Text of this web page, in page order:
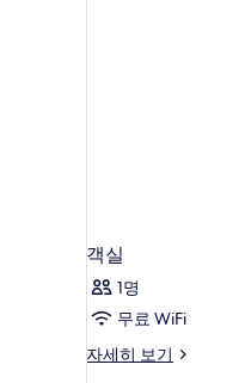
객실
1명
무료 WiFi
자세히 보기
객